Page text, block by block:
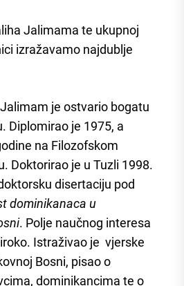
Jalimama te ukupnoj
izražavamo najdublje
je ostvario bogatu
Diplomirao je 1975, a
na Filozofskom
Doktorirao je u Tuzli 1998.
disertaciju pod
dominikanaca u
. Polje naučnog interesa
Istraživao je vjerske
Bosni, pisao o
dominikancima te o